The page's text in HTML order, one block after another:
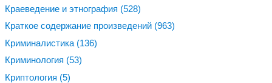
Краеведение и этнография (528)
Краткое содержание произведений (963)
Криминалистика (136)
Криминология (53)
Криптология (5)